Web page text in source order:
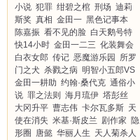
小说 犯罪 绀碧之棺 刑场 迪莉
斯奖 真相 金田一 黑色记事本
陈嘉振 看不见的脸 白天鹅号特
快14小时 金田一二三 化装舞会
白衣女郎 传记 恶魔游乐园
所罗
门之犬 杀戮之病 明智小五郎VS
金田一耕助 约翰·桑代克 通俗小
说 罪之法则 海月琉伊 塔彭丝
大冈升平 曹志伟 卡尔瓦多斯 天
使在消失 米基·斯皮兰 剧作家 隐
形圈
唐懿 华丽人生 天人菊杀人